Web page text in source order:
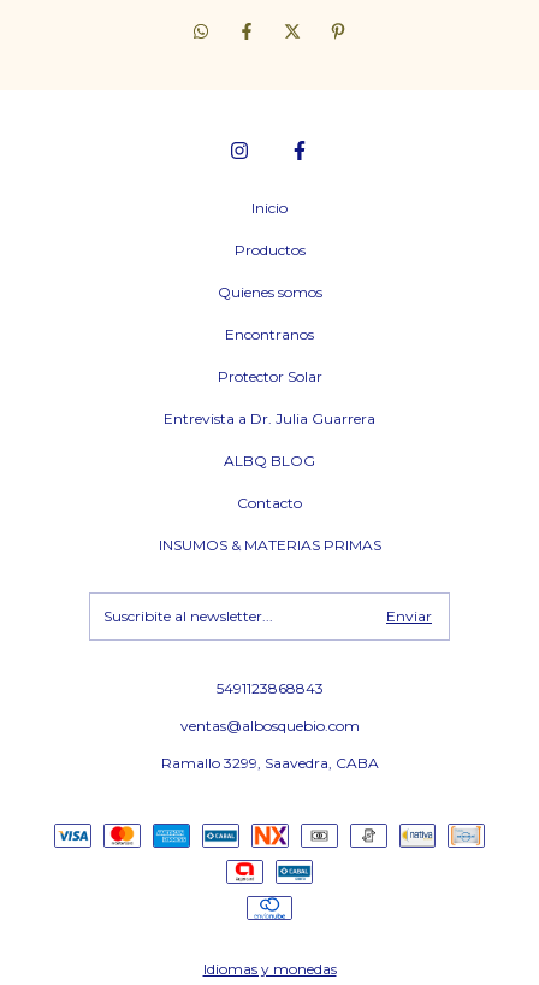
Inicio
Productos
Quienes somos
Encontranos
Protector Solar
Entrevista a Dr. Julia Guarrera
ALBQ BLOG
Contacto
INSUMOS & MATERIAS PRIMAS
5491123868843
ventas@albosquebio.com
Ramallo 3299, Saavedra, CABA
Idiomas y monedas